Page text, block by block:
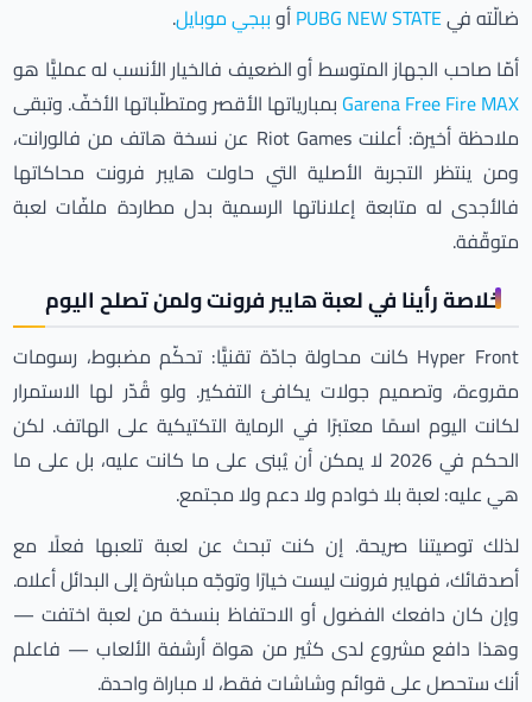
ضالّته فيPUBG NEW STATEأوببجي موبايل.
أمّا صاحب الجهاز المتوسط أو الضعيف فالخيار الأنسب له عمليًّا هو
Garena Free Fire MAXبمبارياتها الأقصر ومتطلّباتها الأخفّ. وتبقى
ملاحظة أخيرة: أعلنت Riot Games عن نسخة هاتف من فالورانت،
ومن ينتظر التجربة الأصلية التي حاولت هايبر فرونت محاكاتها
فالأجدى له متابعة إعلاناتها الرسمية بدل مطاردة ملفّات لعبة
متوقّفة.
خلاصة رأينا في لعبة هايبر فرونت ولمن تصلح اليوم
Hyper Front كانت محاولة جادّة تقنيًّا: تحكّم مضبوط، رسومات
مقروءة، وتصميم جولات يكافئ التفكير. ولو قُدّر لها الاستمرار
لكانت اليوم اسمًا معتبرًا في الرماية التكتيكية على الهاتف. لكن
الحكم في 2026 لا يمكن أن يُبنى على ما كانت عليه، بل على ما
هي عليه: لعبة بلا خوادم ولا دعم ولا مجتمع.
لذلك توصيتنا صريحة. إن كنت تبحث عن لعبة تلعبها فعلًا مع
أصدقائك، فهايبر فرونت ليست خيارًا وتوجّه مباشرة إلى البدائل أعلاه.
وإن كان دافعك الفضول أو الاحتفاظ بنسخة من لعبة اختفت —
وهذا دافع مشروع لدى كثير من هواة أرشفة الألعاب — فاعلم
أنك ستحصل على قوائم وشاشات فقط، لا مباراة واحدة.